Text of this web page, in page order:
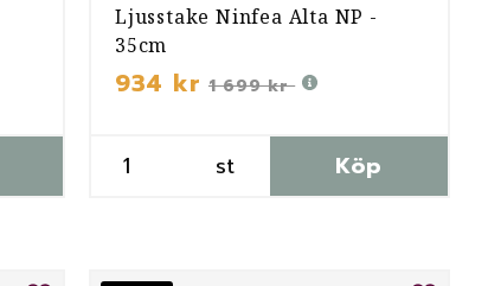
Ljusstake Ninfea Alta NP -
35cm
934 kr 1 699 kr
st Köp